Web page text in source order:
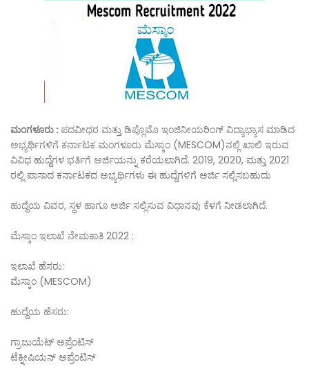
ಮಂಗಳೂರು :ಪದವೀಧರ ಮತ್ತು ಡಿಪ್ಲೊಮೊ ಇಂಜಿನೀಯರಿಂಗ್ ವಿದ್ಯಾಭ್ಯಾಸ ಮಾಡಿದ
ಅಭ್ಯರ್ಥಿಗಳಿಗೆ ಕರ್ನಾಟಕ ಮಂಗಳೂರು ಮೆಸ್ಕಾಂ (MESCOM)ನಲ್ಲಿ ಖಾಲಿ ಇರುವ
ವಿವಿಧ ಹುದ್ದೆಗಳ ಭರ್ತಿಗೆ ಅರ್ಜಿಯನ್ನು ಕರೆಯಲಾಗಿದೆ. 2019, 2020, ಮತ್ತು 2021
ರಲ್ಲಿ ಪಾಸಾದ ಕರ್ನಾಟಕದ ಅಭ್ಯರ್ಥಿಗಳು ಈ ಹುದ್ದೆಗಳಿಗೆ ಅರ್ಜಿ ಸಲ್ಲಿಸಬಹುದು
ಹುದ್ದೆಯ ವಿವರ, ಸ್ಥಳ ಹಾಗೂ ಅರ್ಜಿ ಸಲ್ಲಿಸುವ ವಿಧಾನವು ಕೆಳಗೆ ನೀಡಲಾಗಿದೆ.
ಮೆಸ್ಕಾಂ ಇಲಾಖೆ ನೇಮಕಾತಿ 2022 :
ಇಲಾಖೆ ಹೆಸರು:
ಮೆಸ್ಕಾಂ (MESCOM)
ಹುದ್ದೆಯ ಹೆಸರು:
ಗ್ರಾಜುಯೆಟ್ ಅಪ್ರೆಂಟಿಸ್
ಟೆಕ್ನೀಷಿಯನ್ ಅಪ್ರೆಂಟಿಸ್